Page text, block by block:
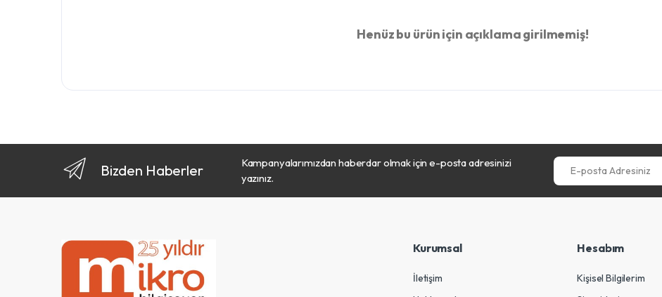
Henüz bu ürün için açıklama girilmemiş!
Bizden Haberler
Kampanyalarımızdan haberdar olmak için e-posta adresinizi
yazınız.
E-posta Adresiniz
Kurumsal
İletişim
Hesabım
Kişisel Bilgilerim